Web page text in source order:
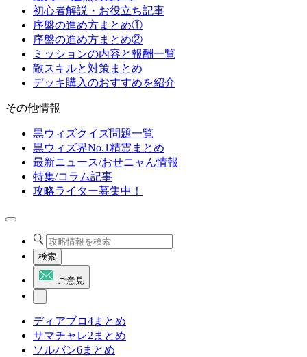
初心者解説・お役立ち記事
序盤の進め方まとめ①
序盤の進め方まとめ②
ミッションの内容と報酬一覧
敵スキルと対策まとめ
デッキ購入のおすすめを紹介
その他情報
黒ウィズクイズ問題一覧
黒ウィズ界No.1精霊まとめ
最新ニュース/おせニャん情報
特集/コラム記事
攻略ライター募集中！
検索
ご意見
ディアブロ4まとめ
サマチャレ2まとめ
ソルバン6まとめ